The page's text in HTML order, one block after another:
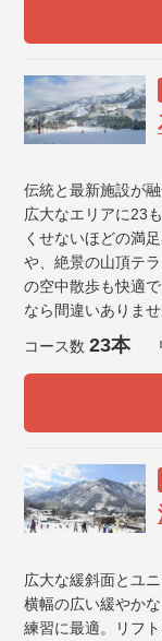
伝統と最新施設が
広大なエリアに23
くせないほどの満
や、絶景の山頂テ
の空中散歩も快適
なら間違いありませ
コース数 23本
広大な緩斜面とユ
横幅の広い緩やか
練習に最適。リフ